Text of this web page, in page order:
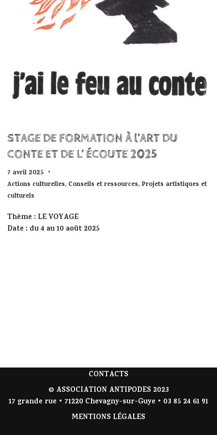
STAGE DE FORMATION À l’ART DU
CONTE ET DE L’ ÉCOUTE 2025
7 avril 2025
Actions culturelles, Conseils et ressources, Projets artistiques et
culturels
Thème : LE VOYAGE
Date : du 4 au 10 août 2025
CONTACTS
© ASSOCIATION ANTIPODES 2023
17 grande rue • 71220 Chevagny-sur-Guye • 03 85 24 61 91
MENTIONS LÉGALES